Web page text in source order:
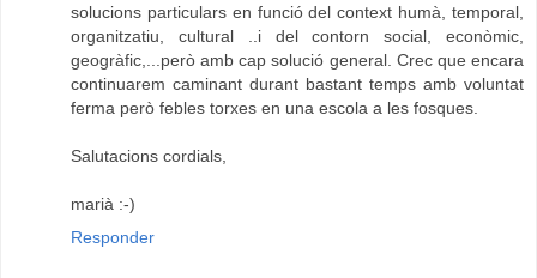
solucions particulars en funció del context humà, temporal,
organitzatiu, cultural ..i del contorn social, econòmic,
geogràfic,...però amb cap solució general. Crec que encara
continuarem caminant durant bastant temps amb voluntat
ferma però febles torxes en una escola a les fosques.
Salutacions cordials,
marià :-)
Responder